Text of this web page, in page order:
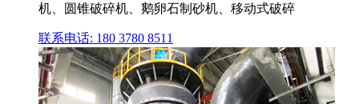
机、圆锥破碎机、鹅卵石制砂机、移动式破碎
联系电话: 180 3780 8511